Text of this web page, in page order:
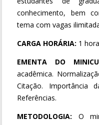
conhecimento, bem
tema com vagas
CARGA HORÁRIA: 1 hora
EMENTA DO
acadêmica.
Citação. Importância
Referências.
METODOLOGIA: O